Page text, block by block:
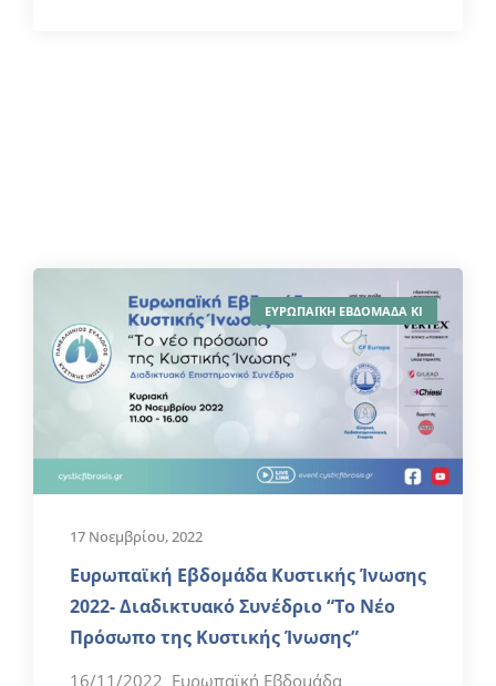
ΕΥΡΩΠΑΪΚΗ ΕΒΔΟΜΑΔΑ ΚΙ
17 Νοεμβρίου, 2022
Ευρωπαϊκή Εβδομάδα Κυστικής Ίνωσης
2022- Διαδικτυακό Συνέδριο “Τo Νέο
Πρόσωπο της Κυστικής Ίνωσης”
16/11/2022 Ευρωπαϊκή Εβδομάδα